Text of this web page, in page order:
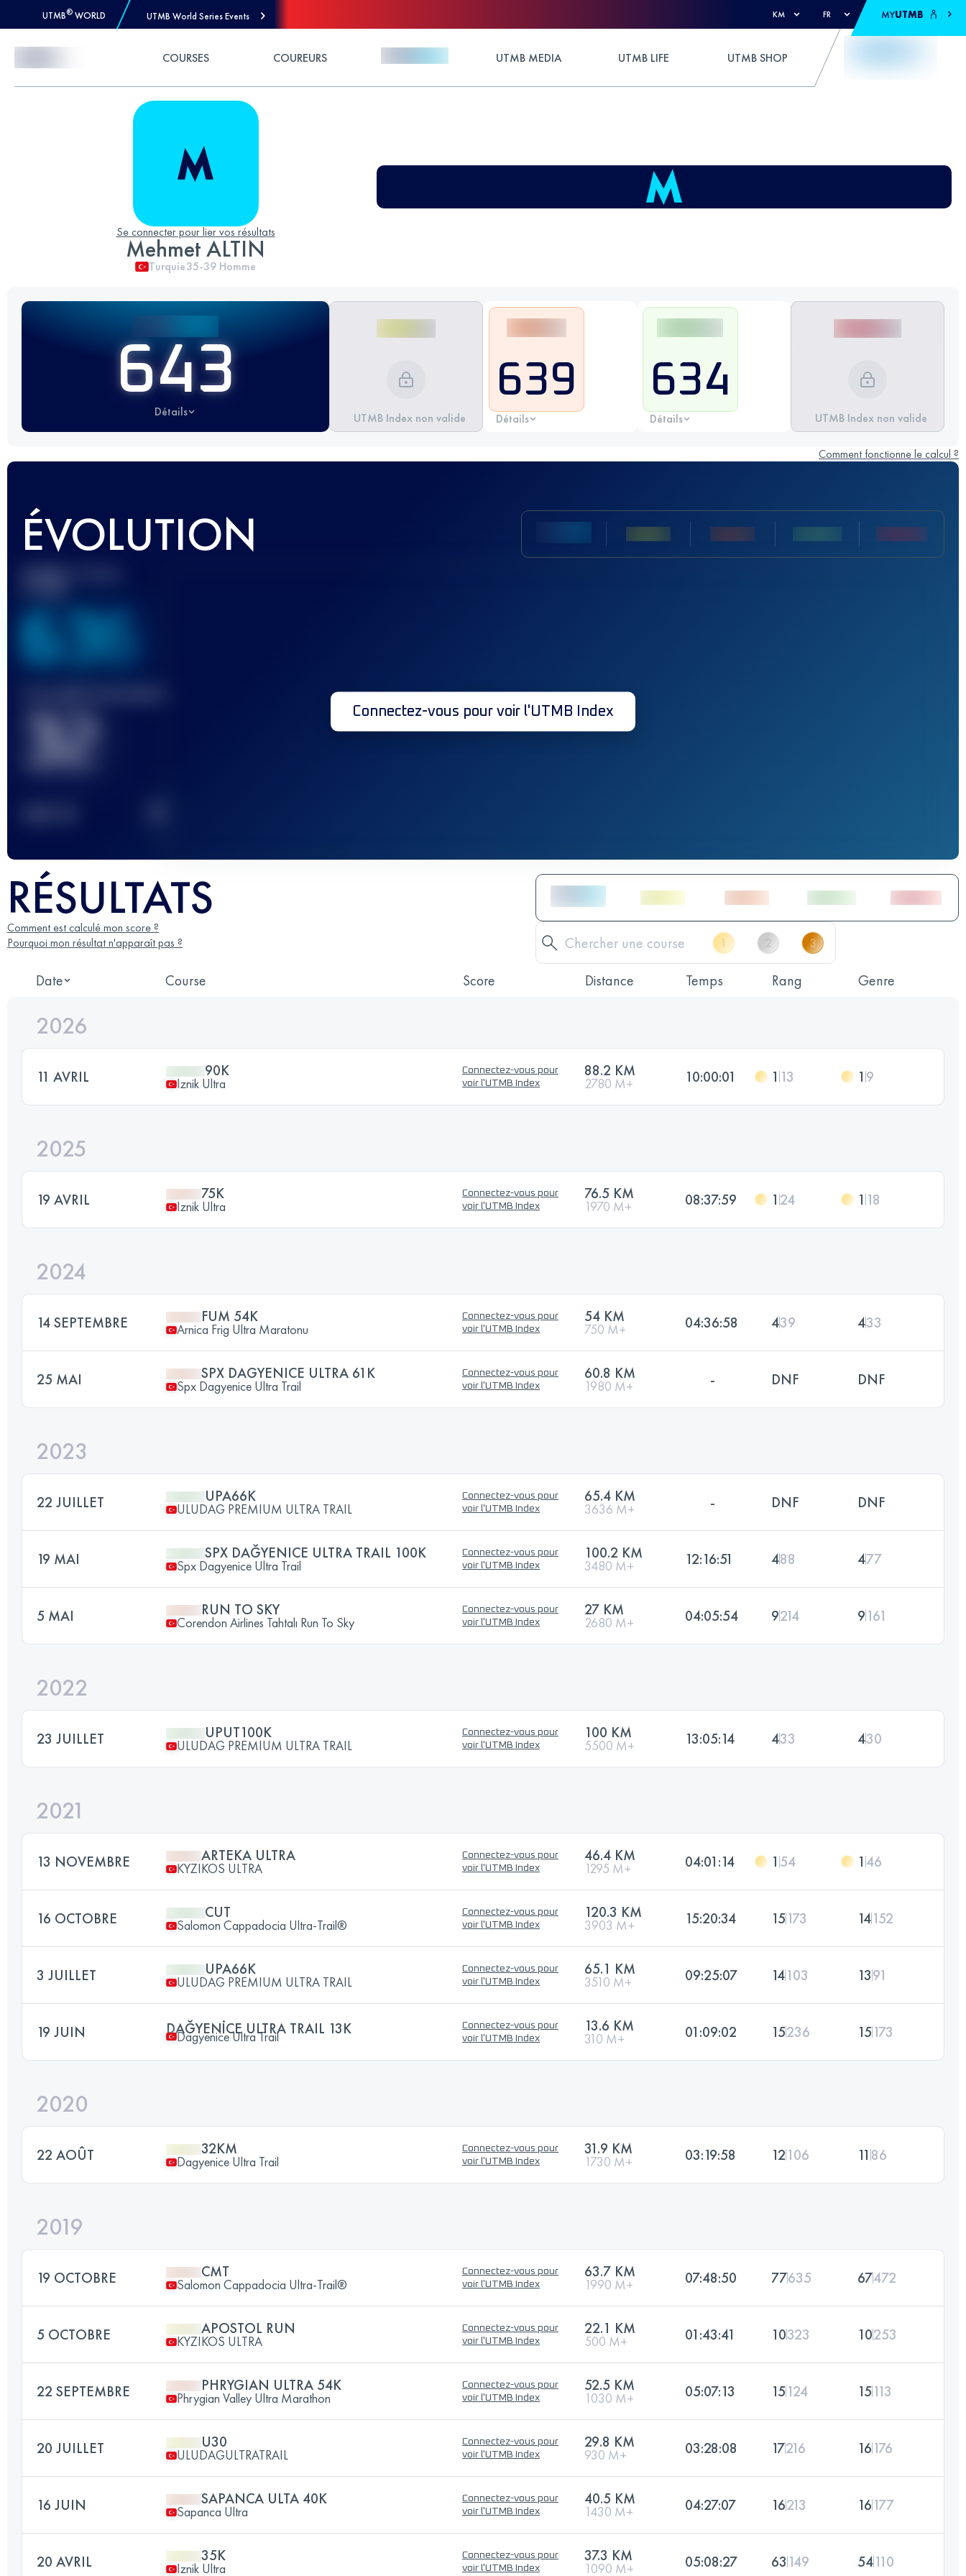
UTMB® WORLD UTMB World Series Events KM FR MYUTMB
COURSES COUREURS UTMB MEDIA UTMB LIFE UTMB SHOP
Se connecter pour lier vos résultats
Mehmet ALTIN
Turquie35-39 Homme
643
Détails UTMB Index non valide
639
Détails
634
Détails UTMB Index non valide
Comment fonctionne le calcul ?
ÉVOLUTION
Meilleur Score
636
32 Connectez-vous pour voir l'UTMB Index
RÉSULTATS
Comment est calculé mon score ?
Pourquoi mon résultat n'apparaît pas ?
Date Course Score Distance Temps Rang Genre
2026
11 AVRIL 90K
Iznik Ultra
Connectez-vous pour
voir l'UTMB Index
88.2 KM
2780 M+ 10:00:01 1 13 1 9
2025
19 AVRIL 75K
Iznik Ultra
Connectez-vous pour
voir l'UTMB Index
76.5 KM
1970 M+ 08:37:59 1 24 1 18
2024
14 SEPTEMBRE FUM 54K
Arnica Frig Ultra Maratonu
Connectez-vous pour
voir l'UTMB Index
54 KM
750 M+ 04:36:58 439 433
25 MAI SPX DAGYENICE ULTRA 61K
Spx Dagyenice Ultra Trail
Connectez-vous pour
voir l'UTMB Index
60.8 KM
1980 M+ - DNF DNF
2023
22 JUILLET UPA66K
ULUDAG PREMIUM ULTRA TRAIL
Connectez-vous pour
voir l'UTMB Index
65.4 KM
3636 M+ - DNF DNF
19 MAI SPX DAĞYENICE ULTRA TRAIL 100K
Spx Dagyenice Ultra Trail
Connectez-vous pour
voir l'UTMB Index
100.2 KM
3480 M+ 12:16:51 488 477
5 MAI RUN TO SKY
Corendon Airlines Tahtalı Run To Sky
Connectez-vous pour
voir l'UTMB Index
27 KM
2680 M+ 04:05:54 9214 9161
2022
23 JUILLET UPUT100K
ULUDAG PREMIUM ULTRA TRAIL
Connectez-vous pour
voir l'UTMB Index
100 KM
5500 M+ 13:05:14 433 430
2021
13 NOVEMBRE ARTEKA ULTRA
KYZIKOS ULTRA
Connectez-vous pour
voir l'UTMB Index
46.4 KM
1295 M+ 04:01:14 1 54 1 46
16 OCTOBRE CUT
Salomon Cappadocia Ultra-Trail®
Connectez-vous pour
voir l'UTMB Index
120.3 KM
3903 M+ 15:20:34 15173 14152
3 JUILLET UPA66K
ULUDAG PREMIUM ULTRA TRAIL
Connectez-vous pour
voir l'UTMB Index
65.1 KM
3510 M+ 09:25:07 14103 1391
19 JUIN DAĞYENİCE ULTRA TRAIL 13K
Dagyenice Ultra Trail
Connectez-vous pour
voir l'UTMB Index
13.6 KM
310 M+ 01:09:02 15236 15173
2020
22 AOÛT 32KM
Dagyenice Ultra Trail
Connectez-vous pour
voir l'UTMB Index
31.9 KM
1730 M+ 03:19:58 12106 11 86
2019
19 OCTOBRE CMT
Salomon Cappadocia Ultra-Trail®
Connectez-vous pour
voir l'UTMB Index
63.7 KM
1990 M+ 07:48:50 77635 67472
5 OCTOBRE APOSTOL RUN
KYZIKOS ULTRA
Connectez-vous pour
voir l'UTMB Index
22.1 KM
500 M+ 01:43:41 10323 10253
22 SEPTEMBRE PHRYGIAN ULTRA 54K
Phrygian Valley Ultra Marathon
Connectez-vous pour
voir l'UTMB Index
52.5 KM
1030 M+ 05:07:13 15124 15113
20 JUILLET U30
ULUDAGULTRATRAIL
Connectez-vous pour
voir l'UTMB Index
29.8 KM
930 M+ 03:28:08 17216 16176
16 JUIN SAPANCA ULTA 40K
Sapanca Ultra
Connectez-vous pour
voir l'UTMB Index
40.5 KM
1430 M+ 04:27:07 16213 16177
20 AVRIL 35K
Iznik Ultra
Connectez-vous pour
voir l'UTMB Index
37.3 KM
1090 M+ 05:08:27 63 149 54110